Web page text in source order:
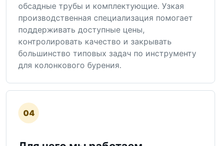
обсадные трубы и комплектующие. Узкая
производственная специализация помогает
поддерживать доступные цены,
контролировать качество и закрывать
большинство типовых задач по инструменту
для колонкового бурения.
04